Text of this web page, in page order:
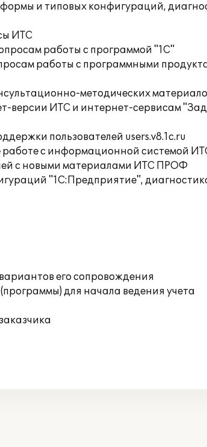
и типовых конфигураций,
ИТС
работы с программой "1С"
работы с программными
методических
версии ИТС и интернет-сервисам
пользователей users.v8.1c.ru
работе с информационной системой
с новыми материалами ИТС ПРОФ
"1С:Предприятие",
его сопровождения
для начала ведения учета